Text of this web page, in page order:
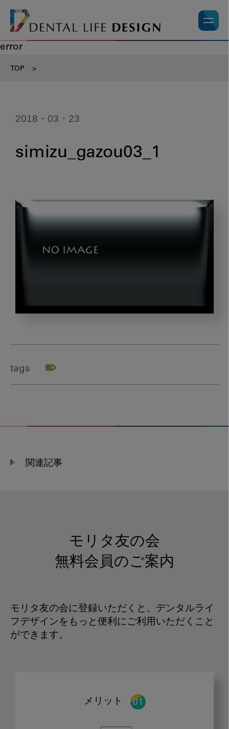
error
TOP >
2018・03・23
simizu_gazou03_1
tags
関連記事
モリタ友の会
無料会員のご案内
モリタ友の会に登録いただくと、デンタルライ
フデザインをもっと便利にご利用いただくこと
ができます。
メリット